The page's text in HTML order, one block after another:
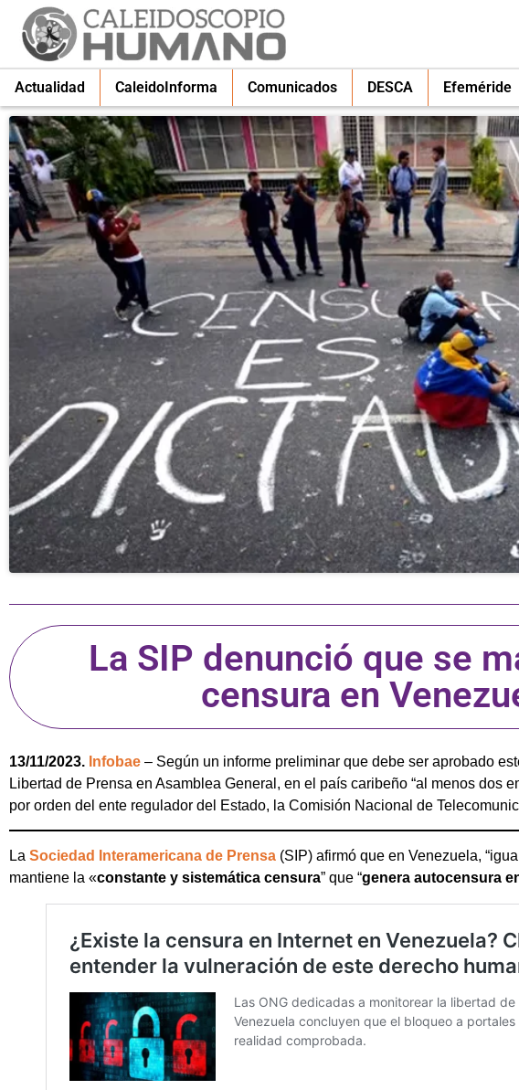
Actualidad CaleidoInforma Comunicados DESCA Efeméride
La SIP denunció que se
censura en
13/11/2023. Infobae – Según un informe preliminar que debe ser aprobado
Libertad de Prensa en Asamblea General, en el país caribeño “al menos dos
por orden del ente regulador del Estado, la Comisión Nacional de
La Sociedad Interamericana de Prensa (SIP) afirmó que en Venezuela,
mantiene la «constante y sistemática censura” que “genera autocensura